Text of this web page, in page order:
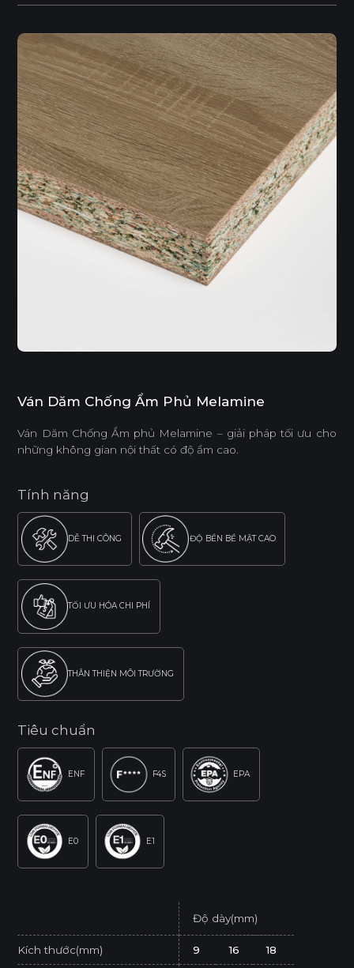
Ván Dăm Chống Ẩm Phủ Melamine
Ván Dăm Chống Ẩm phủ Melamine – giải pháp tối ưu cho
những không gian nội thất có độ ẩm cao.
Tính năng
DỄ THI CÔNG ĐỘ BỀN BỀ MẶT CAO
TỐI ƯU HÓA CHI PHÍ
THÂN THIỆN MÔI TRƯỜNG
Tiêu chuẩn
ENF F4S EPA
E0 E1
Độ dày(mm)
Kích thước(mm) 9 16 18